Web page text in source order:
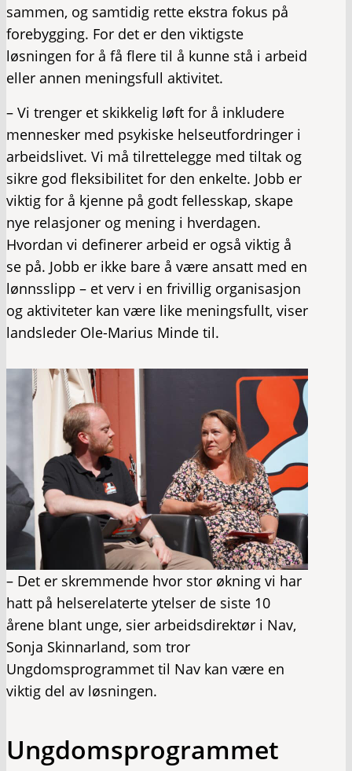
sammen, og samtidig rette ekstra fokus på
forebygging. For det er den viktigste
løsningen for å få flere til å kunne stå i arbeid
eller annen meningsfull aktivitet.
– Vi trenger et skikkelig løft for å inkludere
mennesker med psykiske helseutfordringer i
arbeidslivet. Vi må tilrettelegge med tiltak og
sikre god fleksibilitet for den enkelte. Jobb er
viktig for å kjenne på godt fellesskap, skape
nye relasjoner og mening i hverdagen.
Hvordan vi definerer arbeid er også viktig å
se på. Jobb er ikke bare å være ansatt med en
lønnsslipp – et verv i en frivillig organisasjon
og aktiviteter kan være like meningsfullt, viser
landsleder Ole-Marius Minde til.
– Det er skremmende hvor stor økning vi har
hatt på helserelaterte ytelser de siste 10
årene blant unge, sier arbeidsdirektør i Nav,
Sonja Skinnarland, som tror
Ungdomsprogrammet til Nav kan være en
viktig del av løsningen.
Ungdomsprogrammet